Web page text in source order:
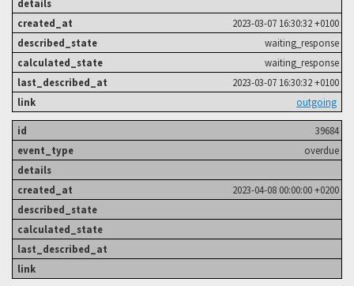
2023-03-07 16:30:32 +0100
waiting_response
waiting_response
2023-03-07 16:30:32 +0100
outgoing
39684
overdue
2023-04-08 00:00:00 +0200